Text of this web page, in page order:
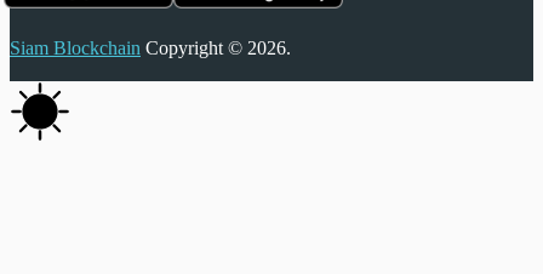
Siam Blockchain Copyright © 2026.